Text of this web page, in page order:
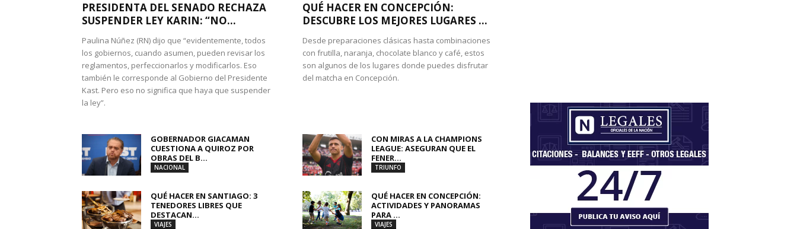
PRESIDENTA DEL SENADO RECHAZA
SUSPENDER LEY KARIN: “NO...
Paulina Núñez (RN) dijo que “evidentemente, todos
los gobiernos, cuando asumen, pueden revisar los
reglamentos, perfeccionarlos y modificarlos. Eso
también le corresponde al Gobierno del Presidente
Kast. Pero eso no significa que haya que suspender
la ley”.
QUÉ HACER EN CONCEPCIÓN:
DESCUBRE LOS MEJORES LUGARES ...
Desde preparaciones clásicas hasta combinaciones
con frutilla, naranja, chocolate blanco y café, estos
son algunos de los lugares donde puedes disfrutar
del matcha en Concepción.
GOBERNADOR GIACAMAN
CUESTIONA A QUIROZ POR
OBRAS DEL B...
NACIONAL
CON MIRAS A LA CHAMPIONS
LEAGUE: ASEGURAN QUE EL
FENER...
TRIUNFO
QUÉ HACER EN SANTIAGO: 3
TENEDORES LIBRES QUE
DESTACAN...
VIAJES
QUÉ HACER EN CONCEPCIÓN:
ACTIVIDADES Y PANORAMAS
PARA ...
VIAJES